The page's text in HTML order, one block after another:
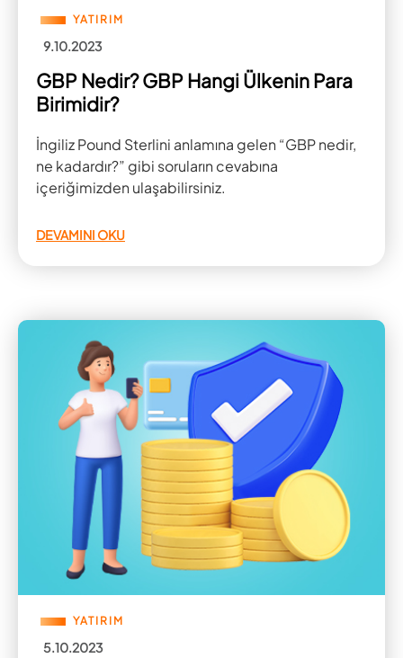
YATIRIM
9.10.2023
GBP Nedir? GBP Hangi Ülkenin Para
Birimidir?
İngiliz Pound Sterlini anlamına gelen “GBP nedir,
ne kadardır?” gibi soruların cevabına
içeriğimizden ulaşabilirsiniz.
DEVAMINI OKU
YATIRIM
5.10.2023